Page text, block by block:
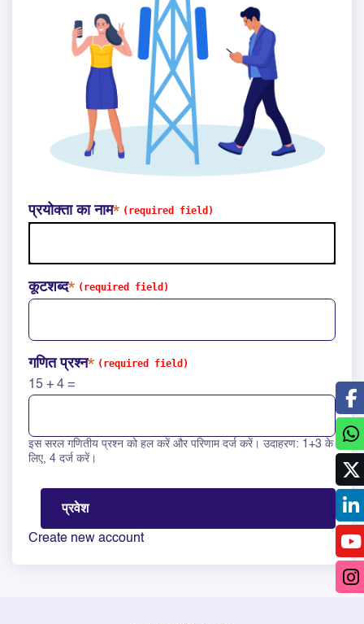
प्रयोक्ता का नाम
कूटशब्द
गणित प्रश्न
15 + 4 =
Solve this math question: 15 + 4 =
इस सरल गणितीय प्रश्न को हल करें और परिणाम दर्ज करें। उदाहरण: 1+3 के
लिए, 4 दर्ज करें।
Create new account